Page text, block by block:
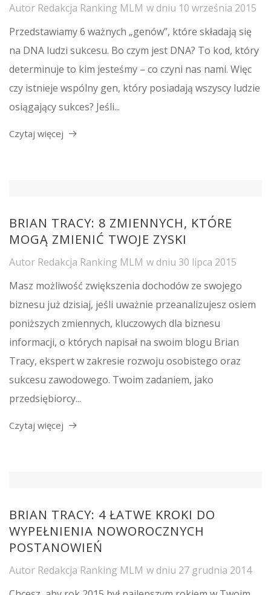
Autor Redakcja Ranking MLM w dniu 10 września 2015
Przedstawiamy 6 ważnych „genów”, które składają się
na DNA ludzi sukcesu. Bo czym jest DNA? To kod, który
determinuje to kim jesteśmy – co czyni nas nami. Więc
czy istnieje wspólny gen, który posiadają wszyscy ludzie
osiągający sukces? Jeśli...
Czytaj więcej
BRIAN TRACY: 8 ZMIENNYCH, KTÓRE
MOGĄ ZMIENIĆ TWOJE ZYSKI
Autor Redakcja Ranking MLM w dniu 30 lipca 2015
Masz możliwość zwiększenia dochodów ze swojego
biznesu już dzisiaj, jeśli uważnie przeanalizujesz osiem
poniższych zmiennych, kluczowych dla biznesu
informacji, o których napisał na swoim blogu Brian
Tracy, ekspert w zakresie rozwoju osobistego oraz
sukcesu zawodowego. Twoim zadaniem, jako
przedsiębiorcy...
Czytaj więcej
BRIAN TRACY: 4 ŁATWE KROKI DO
WYPEŁNIENIA NOWOROCZNYCH
POSTANOWIEŃ
Autor Redakcja Ranking MLM w dniu 27 grudnia 2014